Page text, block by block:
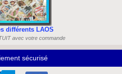
différents LAOS
avec votre commande
sécurisé